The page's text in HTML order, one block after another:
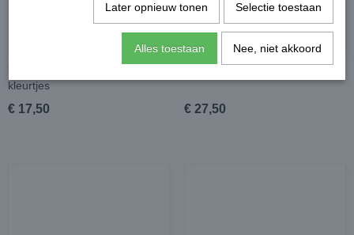
Gl*ria instap Tuigjes div.
kleurtjes
€ 17,50
Gloria tuigje met lijn 1.20
€ 27,50
Later opnieuw tonen Selectie toestaan
Alles toestaan Nee, niet akkoord